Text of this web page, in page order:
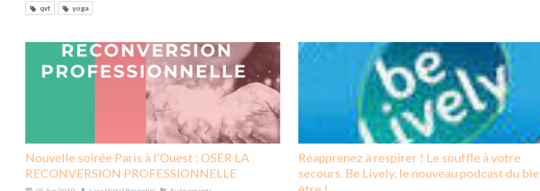
qvt yoga
Nouvelle soirée Paris à l’Ouest : OSER LA
RECONVERSION PROFESSIONNELLE
Réapprenez à respirer ! Le souffle à votre
secours. Be Lively, le nouveau podcast du